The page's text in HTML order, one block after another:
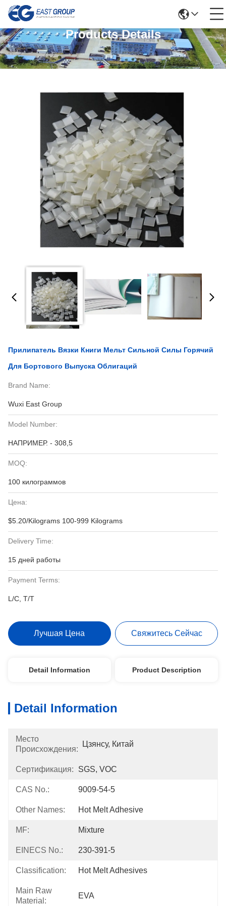
Products Details
Прилипатель Вязки Книги Мельт Сильной Силы Горячий
Для Бортового Выпуска Облигаций
Brand Name:
Wuxi East Group
Model Number:
НАПРИМЕР. - 308,5
MOQ:
100 килограммов
Цена:
$5.20/Kilograms 100-999 Kilograms
Delivery Time:
15 дней работы
Payment Terms:
L/C, T/T
Лучшая Цена Свяжитесь Сейчас
Detail Information Product Description
Detail Information
Место
Происхождения:
Цзянсу, Китай
Сертификация: SGS, VOC
CAS No.: 9009-54-5
Other Names: Hot Melt Adhesive
MF: Mixture
EINECS No.: 230-391-5
Classification: Hot Melt Adhesives
Main Raw
Material:
EVA